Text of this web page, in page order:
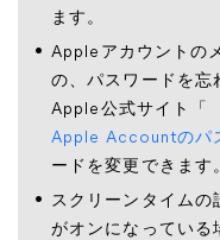
ます。
Appleアカウントの
の、パスワードを忘
Apple公式サイト「
Apple Accountのパ
ードを変更できます
スクリーンタイムの
がオンになっている